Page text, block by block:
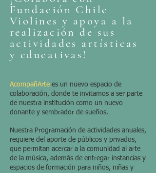
Fundación Chile
Violines y apoya a la
realización de sus
actividades artísticas
y educativas!
AcompañArte es un nuevo espacio de
colaboración, donde te invitamos a ser parte
de nuestra institución como un nuevo
donante y sembrador de sueños.
Nuestra Programación de actividades anuales,
requiere del aporte de públicos y privados,
que permitan acercar a la comunidad al arte
de la música, además de entregar instancias y
espacios de formación para niños, niñas y